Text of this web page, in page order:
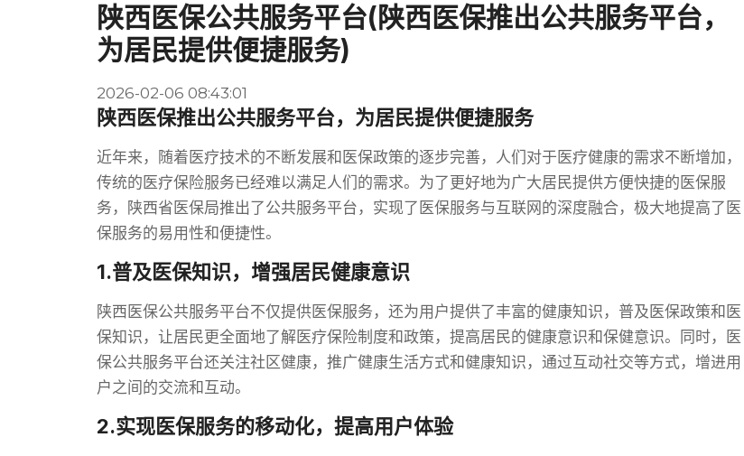
陕西医保公共服务平台(陕西医保推出公共服务平台，
为居民提供便捷服务)
2026-02-06 08:43:01
陕西医保推出公共服务平台，为居民提供便捷服务
近年来，随着医疗技术的不断发展和医保政策的逐步完善，人们对于医疗健康的需求不断增加，
传统的医疗保险服务已经难以满足人们的需求。为了更好地为广大居民提供方便快捷的医保服
务，陕西省医保局推出了公共服务平台，实现了医保服务与互联网的深度融合，极大地提高了医
保服务的易用性和便捷性。
1.普及医保知识，增强居民健康意识
陕西医保公共服务平台不仅提供医保服务，还为用户提供了丰富的健康知识，普及医保政策和医
保知识，让居民更全面地了解医疗保险制度和政策，提高居民的健康意识和保健意识。同时，医
保公共服务平台还关注社区健康，推广健康生活方式和健康知识，通过互动社交等方式，增进用
户之间的交流和互动。
2.实现医保服务的移动化，提高用户体验